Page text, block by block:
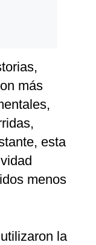
más
esta
menos
la